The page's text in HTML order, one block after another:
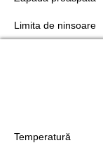
Limita de ninsoare
Temperatură